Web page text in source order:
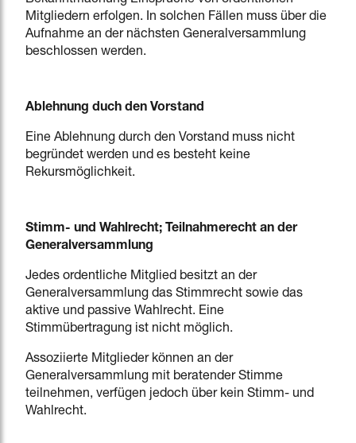
Mitgliedern erfolgen. In solchen Fällen muss über die
Aufnahme an der nächsten Generalversammlung
beschlossen werden.
Ablehnung duch den Vorstand
Eine Ablehnung durch den Vorstand muss nicht
begründet werden und es besteht keine
Rekursmöglichkeit.
Stimm- und Wahlrecht; Teilnahmerecht an der
Generalversammlung
Jedes ordentliche Mitglied besitzt an der
Generalversammlung das Stimmrecht sowie das
aktive und passive Wahlrecht. Eine
Stimmübertragung ist nicht möglich.
Assoziierte Mitglieder können an der
Generalversammlung mit beratender Stimme
teilnehmen, verfügen jedoch über kein Stimm- und
Wahlrecht.